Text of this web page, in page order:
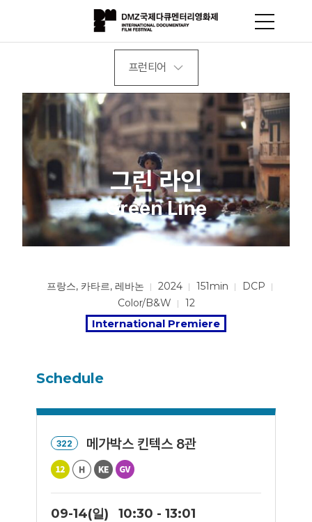
프런티어
그린 라인
Green Line
프랑스, 카타르, 레바논 2024 151min
DCP
Color/B&W
12
International Premiere
Schedule
322 메가박스 킨텍스 8관
09-14(일) 10:30 - 13:01